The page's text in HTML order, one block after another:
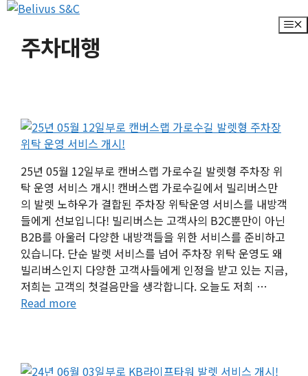
컨
주차대행
25년 05월 12일부로 캔버스랩 가로수길 발렛형 주차장 위
탁 운영 서비스 개시! 캔버스랩 가로수길에서 빌리버스만
의 발렛 노하우가 결합된 주차장 위탁운영 서비스를 내방객
들에게 선보입니다! 빌리버스는 고객사의 B2C뿐만이 아닌
B2B를 아울러 다양한 내방객들을 위한 서비스를 준비하고
있습니다. 단순 발렛 서비스를 넘어 주차장 위탁 운영도 왜
빌리버스인지 다양한 고객사들에게 인정을 받고 있는 지금,
저희는 고객의 첫걸음만을 생각합니다. 오늘도 저희 …
Read more